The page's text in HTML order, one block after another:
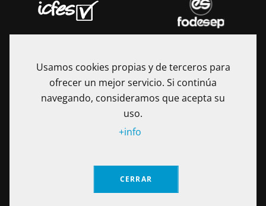
una Institución de Educación Superior sometida a la
inspección y vigilancia del Ministerio de Educación Nacional
Usamos cookies propias y de terceros para
ofrecer un mejor servicio. Si continúa
navegando, consideramos que acepta su
uso.
CERRAR
+info